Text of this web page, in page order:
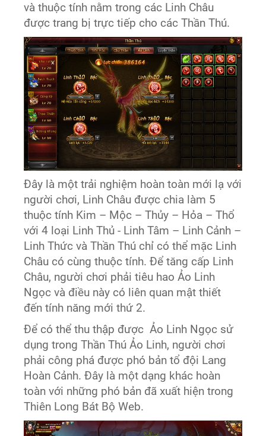
và thuộc tính nằm trong các Linh Châu
được trang bị trực tiếp cho các Thần Thú.
Đây là một trải nghiệm hoàn toàn mới lạ với
người chơi, Linh Châu được chia làm 5
thuộc tính Kim – Mộc – Thủy – Hỏa – Thổ
với 4 loại Linh Thủ - Linh Tâm – Linh Cảnh –
Linh Thức và Thần Thú chỉ có thể mặc Linh
Châu có cùng thuộc tính. Để tăng cấp Linh
Châu, người chơi phải tiêu hao Ảo Linh
Ngọc và điều này có liên quan mật thiết
đến tính năng mới thứ 2.
Để có thể thu thập được Ảo Linh Ngọc sử
dụng trong Thần Thú Ảo Linh, người chơi
phải công phá được phó bản tổ đội Lang
Hoàn Cảnh. Đây là một dạng khác hoàn
toàn với những phó bản đã xuất hiện trong
Thiên Long Bát Bộ Web.